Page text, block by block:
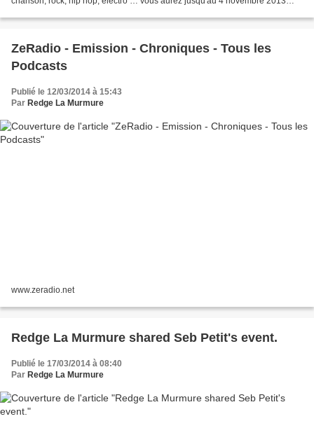
ZeRadio - Emission - Chroniques - Tous les
Podcasts
Publié le 12/03/2014 à 15:43
Par Redge La Murmure
www.zeradio.net
Redge La Murmure shared Seb Petit's event.
Publié le 17/03/2014 à 08:40
Par Redge La Murmure